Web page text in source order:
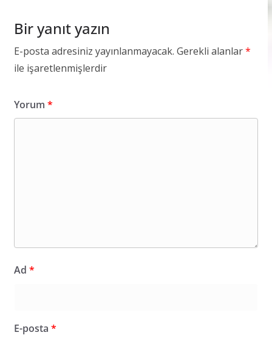
Bir yanıt yazın
E-posta adresiniz yayınlanmayacak. Gerekli alanlar*
ile işaretlenmişlerdir
Yorum *
Ad *
E-posta *